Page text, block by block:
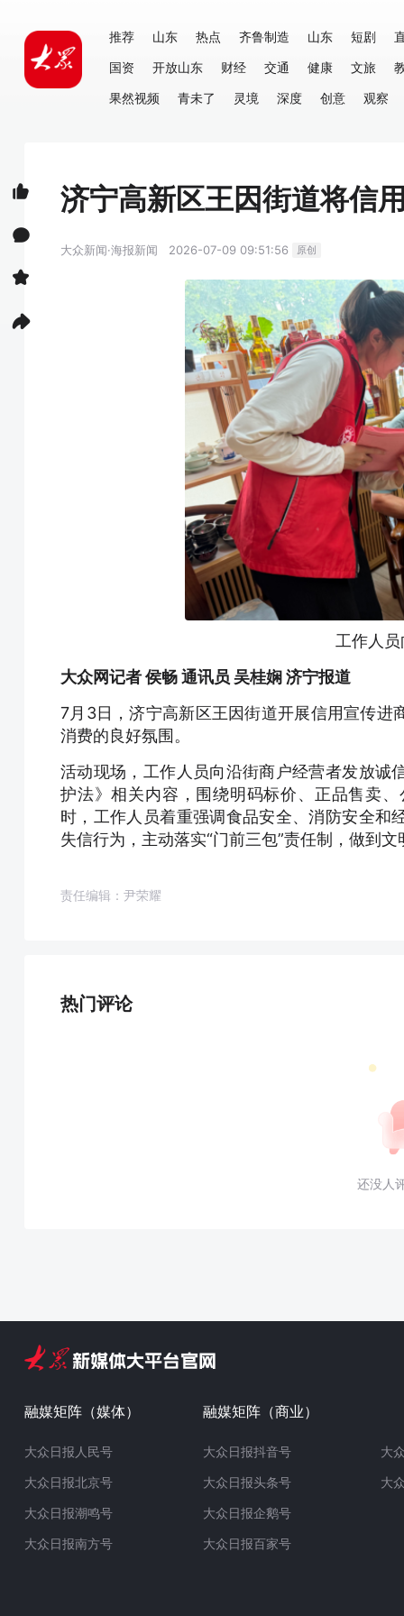
推荐 山东 热点 齐鲁制造 山东 短剧
国资
开放山东 财经 交通 健康 文旅
果然视频
青未了 灵境 深度 创意 观察
济宁高新区王因街道将信
大众新闻·海报新闻 2026-07-09 09:51:56 原创
工作人
大众网记者 侯畅 通讯员 吴桂娴 济宁报道
7月3日，济宁高新区王因街道开展信用宣传进
消费的良好氛围。
活动现场，工作人员向沿街商户经营者发放诚
护法》相关内容，围绕明码标价、正品售卖
时，工作人员着重强调食品安全、消防安全和
失信行为，主动落实“门前三包”责任制，做到
责任编辑：尹荣耀
热门评论
还没人
融媒矩阵（媒体）
大众日报人民号
大众日报北京号
大众日报潮鸣号
大众日报南方号
融媒矩阵（商业）
大众日报抖音号
大众日报头条号
大众日报企鹅号
大众日报百家号
大
大